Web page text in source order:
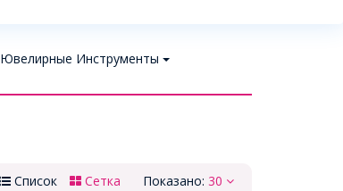
Ювелирные Инструменты
Показано: 30
Список Сетка